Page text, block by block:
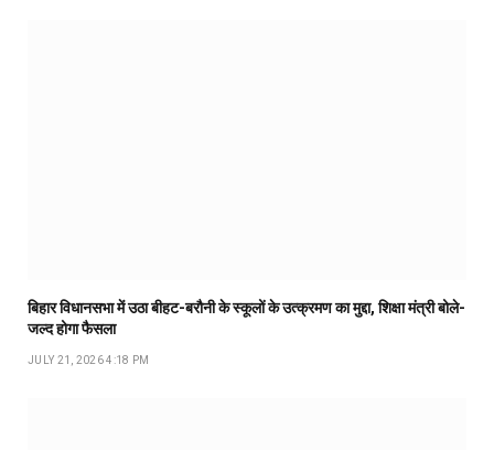
बिहार विधानसभा में उठा बीहट-बरौनी के स्कूलों के उत्क्रमण का मुद्दा, शिक्षा मंत्री बोले-
जल्द होगा फैसला
JULY 21, 2026 4:18 PM